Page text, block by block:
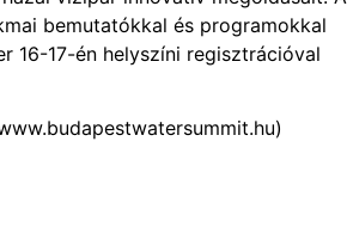
bemutatókkal és programokkal
16-17-én helyszíni regisztrációval